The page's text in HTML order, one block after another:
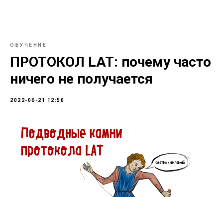
ОБУЧЕНИЕ
ПРОТОКОЛ LAT: почему часто
ничего не получается
2022-06-21 12:50